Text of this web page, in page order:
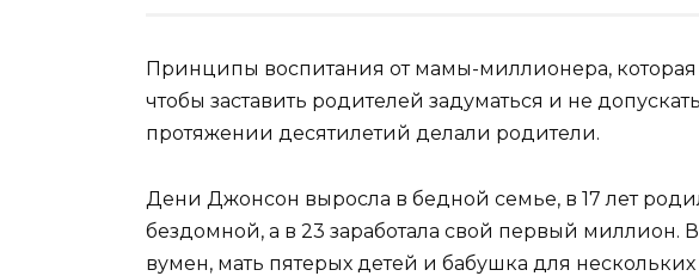
Принципы воспитания от мамы-миллионера, которая
чтобы заставить родителей задуматься и не
протяжении десятилетий делали родители.
Дени Джонсон выросла в бедной семье, в 17 лет
бездомной, а в 23 заработала свой первый миллион.
вумен, мать пятерых детей и бабушка для